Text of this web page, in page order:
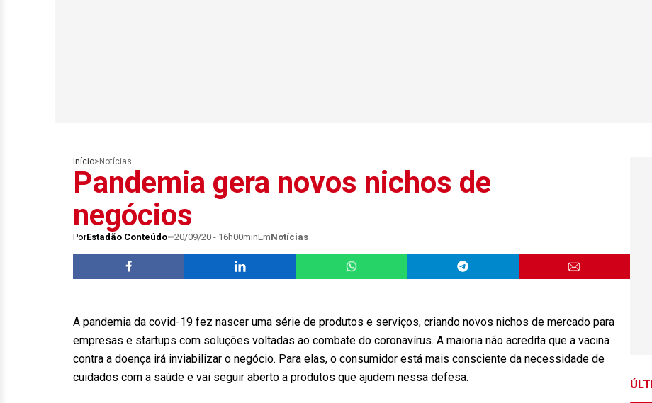
Início> Notícias
Pandemia gera novos nichos de
negócios
PorEstadão Conteúdo 20/09/20 - 16h00minEmNotícias
A pandemia da covid-19 fez nascer uma série de produtos e serviços, criando novos nichos de mercado para
empresas e startups com soluções voltadas ao combate do coronavírus. A maioria não acredita que a vacina
contra a doença irá inviabilizar o negócio. Para elas, o consumidor está mais consciente da necessidade de
cuidados com a saúde e vai seguir aberto a produtos que ajudem nessa defesa.